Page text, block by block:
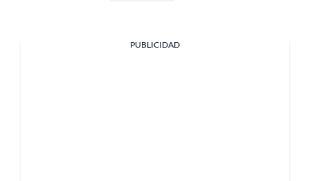
PUBLICIDAD